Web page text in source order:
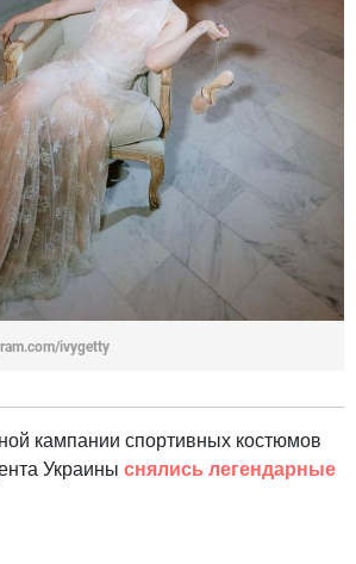
ivygetty
кампании спортивных костюмов
Украины снялись легендарные